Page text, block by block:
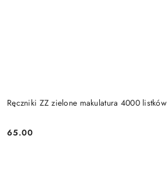
Ręczniki ZZ zielone makulatura 4000 listków
Cena:
65.00